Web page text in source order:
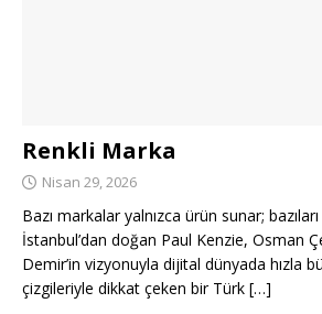
Renkli Marka
Nisan 29, 2026
Bazı markalar yalnızca ürün sunar;
İstanbul’dan doğan Paul Kenzie, Osman
Demir’in vizyonuyla dijital dünyada hızla
çizgileriyle dikkat çeken bir Türk […]